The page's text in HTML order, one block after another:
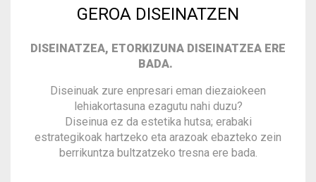
GEROA DISEINATZEN
DISEINATZEA, ETORKIZUNA DISEINATZEA ERE
BADA.
Diseinuak zure enpresari eman diezaiokeen
lehiakortasuna ezagutu nahi duzu?
Diseinua ez da estetika hutsa; erabaki
estrategikoak hartzeko eta arazoak ebazteko zein
berrikuntza bultzatzeko tresna ere bada.